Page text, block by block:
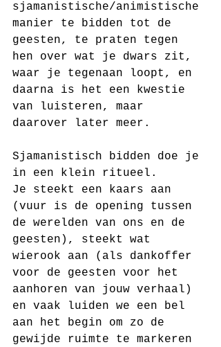
sjamanistische/animistische
manier te bidden tot de
geesten, te praten tegen
hen over wat je dwars zit,
waar je tegenaan loopt, en
daarna is het een kwestie
van luisteren, maar
daarover later meer.
Sjamanistisch bidden doe je
in een klein ritueel.
Je steekt een kaars aan
(vuur is de opening tussen
de werelden van ons en de
geesten), steekt wat
wierook aan (als dankoffer
voor de geesten voor het
aanhoren van jouw verhaal)
en vaak luiden we een bel
aan het begin om zo de
gewijde ruimte te markeren